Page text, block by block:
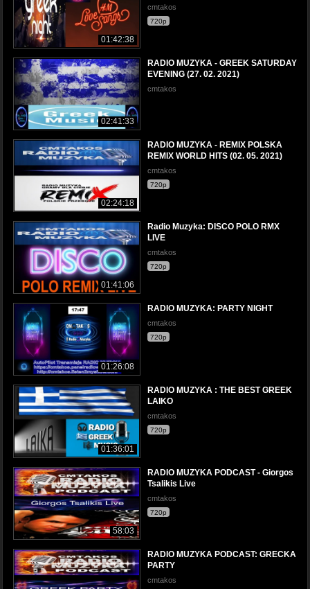
01:42:38
cmtakos
720p
02:41:33
RADIO MUZYKA - GREEK SATURDAY
EVENING (27. 02. 2021)
cmtakos
02:24:18
RADIO MUZYKA - REMIX POLSKA
REMIX WORLD HITS (02. 05. 2021)
cmtakos
720p
01:41:06
Radio Muzyka: DISCO POLO RMX
LIVE
cmtakos
720p
01:26:08
RADIO MUZYKA: PARTY NIGHT
cmtakos
720p
01:36:01
RADIO MUZYKA : THE BEST GREEK
LAIKO
cmtakos
720p
58:03
RADIO MUZYKA PODCAST - Giorgos
Tsalikis Live
cmtakos
720p
RADIO MUZYKA PODCAST: GRECKA
PARTY
cmtakos